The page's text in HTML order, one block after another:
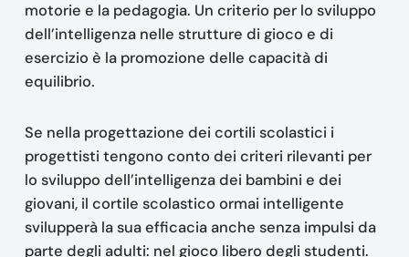
motorie e la pedagogia. Un criterio per lo sviluppo
dell’intelligenza nelle strutture di gioco e di
esercizio è la promozione delle capacità di
equilibrio.
Se nella progettazione dei cortili scolastici i
progettisti tengono conto dei criteri rilevanti per
lo sviluppo dell’intelligenza dei bambini e dei
giovani, il cortile scolastico ormai intelligente
svilupperà la sua efficacia anche senza impulsi da
parte degli adulti: nel gioco libero degli studenti.